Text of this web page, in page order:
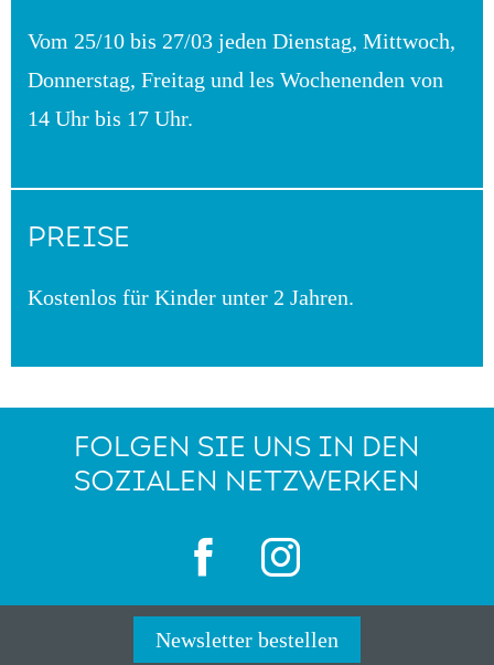
Vom 25/10 bis 27/03 jeden Dienstag, Mittwoch,
Donnerstag, Freitag und les Wochenenden von
14 Uhr bis 17 Uhr.
PREISE
Kostenlos für Kinder unter 2 Jahren.
FOLGEN SIE UNS IN DEN
SOZIALEN NETZWERKEN
Newsletter bestellen